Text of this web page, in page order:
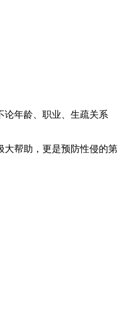
论年龄、职业、生疏关系
大帮助，更是预防性侵的第